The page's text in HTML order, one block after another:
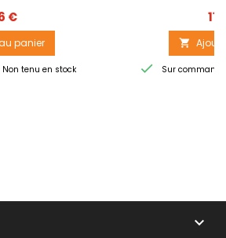
€
panier
tenu en stock

 Sur
